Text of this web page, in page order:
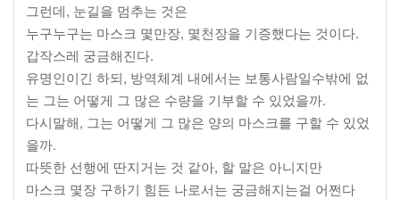
그런데, 눈길을 멈추는 것은
누구누구는 마스크 몇만장, 몇천장을 기증했다는 것이다.
갑작스레 궁금해진다.
유명인이긴 하되, 방역체계 내에서는 보통사람일수밖에 없
는 그는 어떻게 그 많은 수량을 기부할 수 있었을까.
다시말해, 그는 어떻게 그 많은 양의 마스크를 구할 수 있었
을까.
따뜻한 선행에 딴지거는 것 같아, 할 말은 아니지만
마스크 몇장 구하기 힘든 나로서는 궁금해지는걸 어쩐다